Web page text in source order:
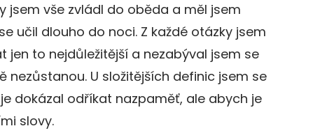
jsem vše zvládl do oběda a měl jsem
učil dlouho do noci. Z každé otázky jsem
jen to nejdůležitější a nezabýval jsem se
nezůstanou. U složitějších definic jsem se
dokázal odříkat nazpaměť, ale abych je
slovy.